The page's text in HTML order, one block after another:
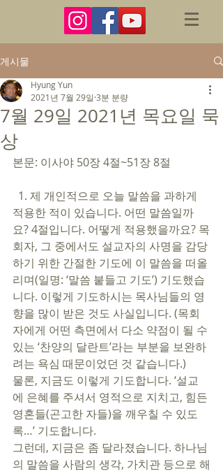
게시물
7월 29일 2021년 목요일 묵
상
Hyung Yun
2021년 7월 29일 3분 분량
본문: 이사야 50장 4절~51장 8절
적용한 적이 있습니다. 어떤 말씀일까
요? 4절입니다. 어떻게 적용했을까요? 목
회자, 그 중에서도 설교자의 사명을 감당
하기 위한 간절한 기도에 이 말씀을 떠올
리며(일명: ‘말씀 붙들고 기도’) 기도했습
니다. 이렇게 기도하시는 목사님들의 영
향을 많이 받은 것도 사실입니다. (목회
자에게 어떤 측면에서 다소 약점이 될 수
있는 ‘찬양의 달란트’라는 부분을 보완하
려는 욕심 때문이었던 것 같습니다.)
물론, 지금도 이렇게 기도합니다. ‘설교
에 은혜를 주셔서 영적으로 지치고, 힘든
영혼들(곤고한 자들)을 깨우칠 수 있도
록…’ 기도합니다.
그런데, 지금은 좀 달라졌습니다. 하나님
의 말씀을 사람의 생각, 가치관 등으로 해